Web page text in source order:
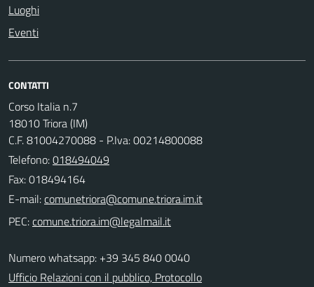
Luoghi
Eventi
CONTATTI
Corso Italia n.7
18010 Triora (IM)
C.F. 81004270088 - P.Iva: 00214800088
Telefono:018494049
Fax: 018494164
E-mail:
PEC:
Numero whatsapp: +39 345 840 0040
Ufficio Relazioni con il pubblico, Protocollo